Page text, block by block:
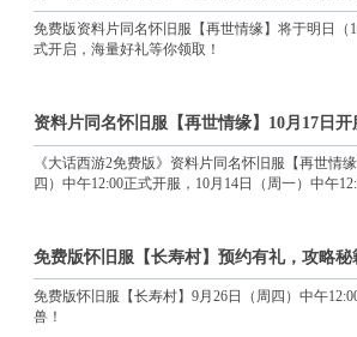
免费版资料片同名怀旧服【再世情缘】将于明日（
式开启，海量好礼等你领取！
资料片同名怀旧服【再世情缘】10月17日开
《大话西游2免费版》资料片同名怀旧服【再世情
四）中午12:00正式开服，10月14日（周一）中午
免费版怀旧服【长寿村】预约有礼，攻略
免费版怀旧服【长寿村】9月26日（周四）中午
兽！